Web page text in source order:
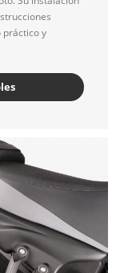
práctico y